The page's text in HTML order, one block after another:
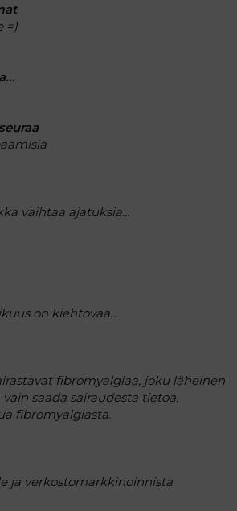
=)
vaihtaa ajatuksia...
on kiehtovaa...
fibromyalgiaa, joku läheinen
saada sairaudesta tietoa.
fibromyalgiasta.
ja verkostomarkkinoinnista